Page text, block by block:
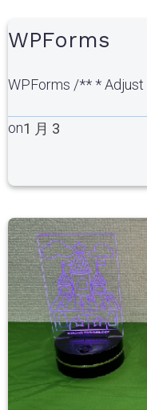
WPForms
WPForms /** * Adjust
on1 月 3